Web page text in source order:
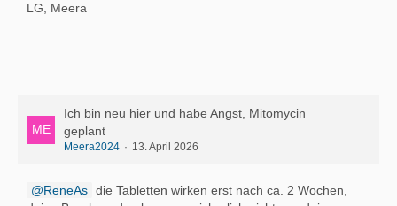
LG, Meera
Ich bin neu hier und habe Angst, Mitomycin
geplant
Meera2024 13. April 2026
ReneAs die Tabletten wirken erst nach ca. 2 Wochen,